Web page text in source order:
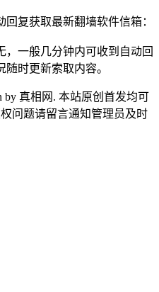
回复获取最新翻墙软件信箱：
，一般几分钟内可收到自动回
时更新索取内容。
by 真相网. 本站原创首发均可
问题请留言通知管理员及时